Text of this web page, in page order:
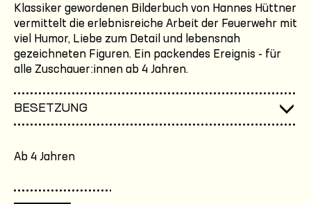
Klassiker gewordenen Bilderbuch von Hannes Hüttner
vermittelt die erlebnisreiche Arbeit der Feuerwehr mit
viel Humor, Liebe zum Detail und lebensnah
gezeichneten Figuren. Ein packendes Ereignis - für
alle Zuschauer:innen ab 4 Jahren.
BESETZUNG
Ab 4 Jahren